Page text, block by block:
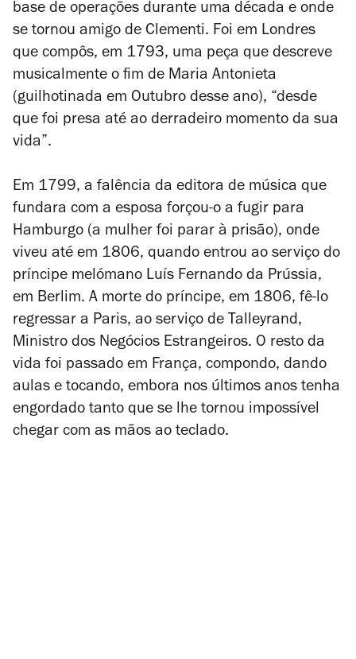
base de operações durante uma década e onde
se tornou amigo de Clementi. Foi em Londres
que compôs, em 1793, uma peça que descreve
musicalmente o fim de Maria Antonieta
(guilhotinada em Outubro desse ano), “desde
que foi presa até ao derradeiro momento da sua
vida”.
Em 1799, a falência da editora de música que
fundara com a esposa forçou-o a fugir para
Hamburgo (a mulher foi parar à prisão), onde
viveu até em 1806, quando entrou ao serviço do
príncipe melómano Luís Fernando da Prússia,
em Berlim. A morte do príncipe, em 1806, fê-lo
regressar a Paris, ao serviço de Talleyrand,
Ministro dos Negócios Estrangeiros. O resto da
vida foi passado em França, compondo, dando
aulas e tocando, embora nos últimos anos tenha
engordado tanto que se lhe tornou impossível
chegar com as mãos ao teclado.